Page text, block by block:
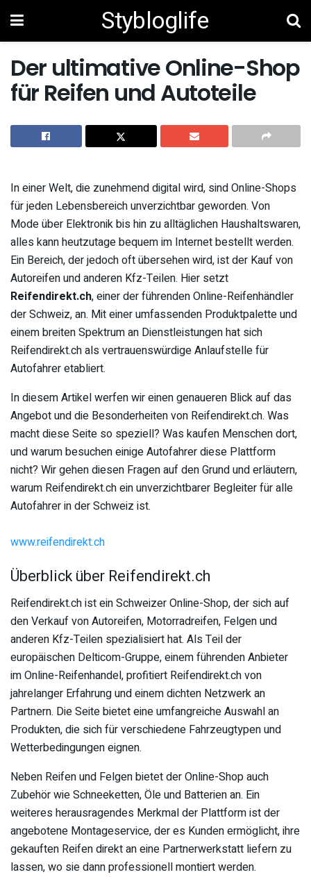
Stybloglife
Der ultimative Online-Shop
für Reifen und Autoteile
In einer Welt, die zunehmend digital wird, sind Online-Shops
für jeden Lebensbereich unverzichtbar geworden. Von
Mode über Elektronik bis hin zu alltäglichen Haushaltswaren,
alles kann heutzutage bequem im Internet bestellt werden.
Ein Bereich, der jedoch oft übersehen wird, ist der Kauf von
Autoreifen und anderen Kfz-Teilen. Hier setzt
Reifendirekt.ch, einer der führenden Online-Reifenhändler
der Schweiz, an. Mit einer umfassenden Produktpalette und
einem breiten Spektrum an Dienstleistungen hat sich
Reifendirekt.ch als vertrauenswürdige Anlaufstelle für
Autofahrer etabliert.
In diesem Artikel werfen wir einen genaueren Blick auf das
Angebot und die Besonderheiten von Reifendirekt.ch. Was
macht diese Seite so speziell? Was kaufen Menschen dort,
und warum besuchen einige Autofahrer diese Plattform
nicht? Wir gehen diesen Fragen auf den Grund und erläutern,
warum Reifendirekt.ch ein unverzichtbarer Begleiter für alle
Autofahrer in der Schweiz ist.
www.reifendirekt.ch
Überblick über Reifendirekt.ch
Reifendirekt.ch ist ein Schweizer Online-Shop, der sich auf
den Verkauf von Autoreifen, Motorradreifen, Felgen und
anderen Kfz-Teilen spezialisiert hat. Als Teil der
europäischen Delticom-Gruppe, einem führenden Anbieter
im Online-Reifenhandel, profitiert Reifendirekt.ch von
jahrelanger Erfahrung und einem dichten Netzwerk an
Partnern. Die Seite bietet eine umfangreiche Auswahl an
Produkten, die sich für verschiedene Fahrzeugtypen und
Wetterbedingungen eignen.
Neben Reifen und Felgen bietet der Online-Shop auch
Zubehör wie Schneeketten, Öle und Batterien an. Ein
weiteres herausragendes Merkmal der Plattform ist der
angebotene Montageservice, der es Kunden ermöglicht, ihre
gekauften Reifen direkt an eine Partnerwerkstatt liefern zu
lassen, wo sie dann professionell montiert werden.